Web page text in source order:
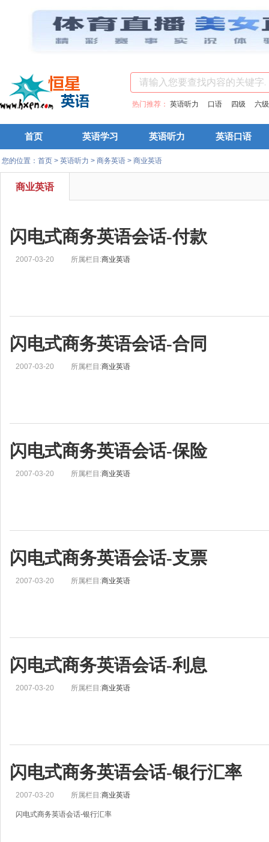
热门推荐： 英语听力 口语 四级 六级
首页 英语学习 英语听力 英语口语
您的位置： 首页 > 英语听力 > 商务英语 > 商业英语
商业英语
闪电式商务英语会话-付款
2007-03-20 所属栏目:商业英语
闪电式商务英语会话-合同
2007-03-20 所属栏目:商业英语
闪电式商务英语会话-保险
2007-03-20 所属栏目:商业英语
闪电式商务英语会话-支票
2007-03-20 所属栏目:商业英语
闪电式商务英语会话-利息
2007-03-20 所属栏目:商业英语
闪电式商务英语会话-银行汇率
2007-03-20 所属栏目:商业英语
闪电式商务英语会话-银行汇率